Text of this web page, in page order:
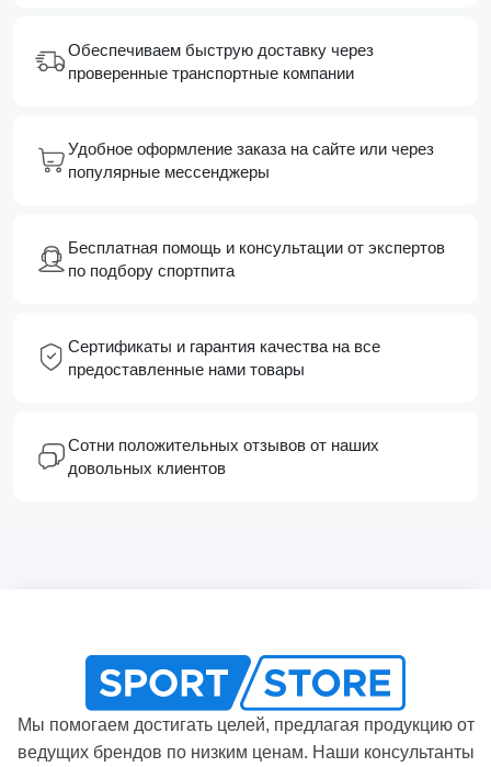
Обеспечиваем быструю доставку через
проверенные транспортные компании
Удобное оформление заказа на сайте или через
популярные мессенджеры
Бесплатная помощь и консультации от экспертов
по подбору спортпита
Сертификаты и гарантия качества на все
предоставленные нами товары
Сотни положительных отзывов от наших
довольных клиентов
Мы помогаем достигать целей, предлагая продукцию от
ведущих брендов по низким ценам. Наши консультанты